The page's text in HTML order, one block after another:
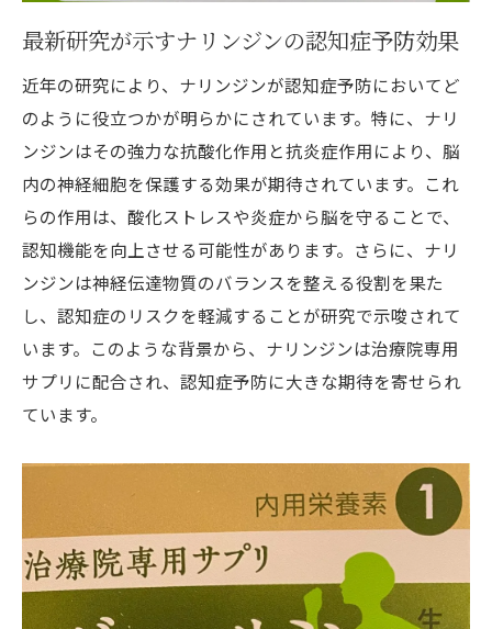
最新研究が示すナリンジンの認知症予防効果
近年の研究により、ナリンジンが認知症予防においてど
のように役立つかが明らかにされています。特に、ナリ
ンジンはその強力な抗酸化作用と抗炎症作用により、脳
内の神経細胞を保護する効果が期待されています。これ
らの作用は、酸化ストレスや炎症から脳を守ることで、
認知機能を向上させる可能性があります。さらに、ナリ
ンジンは神経伝達物質のバランスを整える役割を果た
し、認知症のリスクを軽減することが研究で示唆されて
います。このような背景から、ナリンジンは治療院専用
サプリに配合され、認知症予防に大きな期待を寄せられ
ています。